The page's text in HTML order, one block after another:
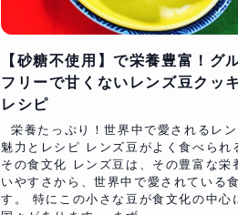
【砂糖不使用】で栄養豊富！グ
フリーで甘くないレンズ豆クッ
レシピ
栄養たっぷり！世界中で愛されるレ
魅力とレシピ レンズ豆がよく食べられ
その食文化 レンズ豆は、その豊富な栄
いやすさから、世界中で愛されている
す。 特にこの小さな豆が食文化の中心